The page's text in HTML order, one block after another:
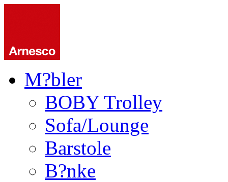
M?bler
BOBY Trolley
Sofa/Lounge
Barstole
B?nke